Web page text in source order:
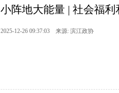
小阵地大能量 | 社会福
2025-12-26 09:37:03 来源: 滨江政协